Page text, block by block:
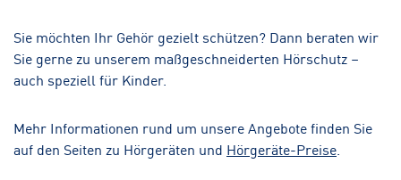
Sie möchten Ihr Gehör gezielt schützen? Dann beraten wir
Sie gerne zu unserem maßgeschneiderten Hörschutz –
auch speziell für Kinder.
Mehr Informationen rund um unsere Angebote finden Sie
auf den Seiten zu Hörgeräten und Hörgeräte-Preise